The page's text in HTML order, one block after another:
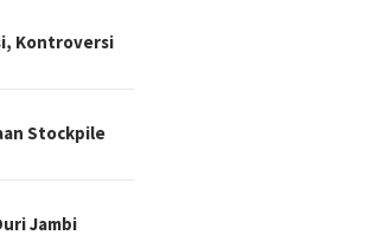
Kontroversi
Stockpile
Jambi